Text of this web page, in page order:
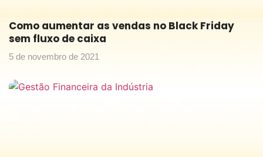
Como aumentar as vendas no Black Friday
sem fluxo de caixa
5 de novembro de 2021